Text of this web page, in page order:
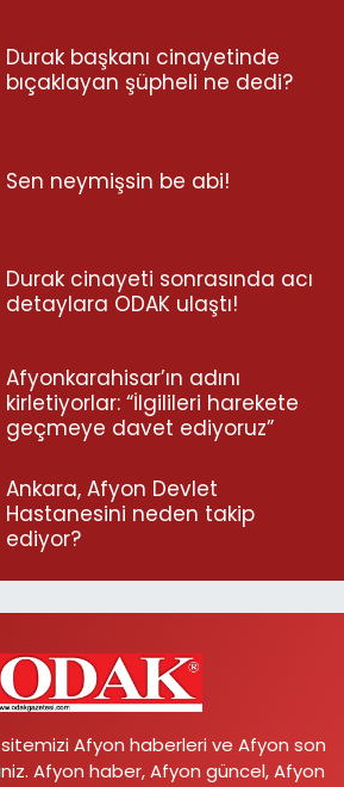
Durak başkanı cinayetinde
bıçaklayan şüpheli ne dedi?
Sen neymişsin be abi!
Durak cinayeti sonrasında acı
detaylara ODAK ulaştı!
Afyonkarahisar’ın adını
kirletiyorlar: “İlgilileri harekete
geçmeye davet ediyoruz”
Ankara, Afyon Devlet
Hastanesini neden takip
ediyor?
Afyon haberleri ve Afyon son
Afyon haber, Afyon güncel, Afyon